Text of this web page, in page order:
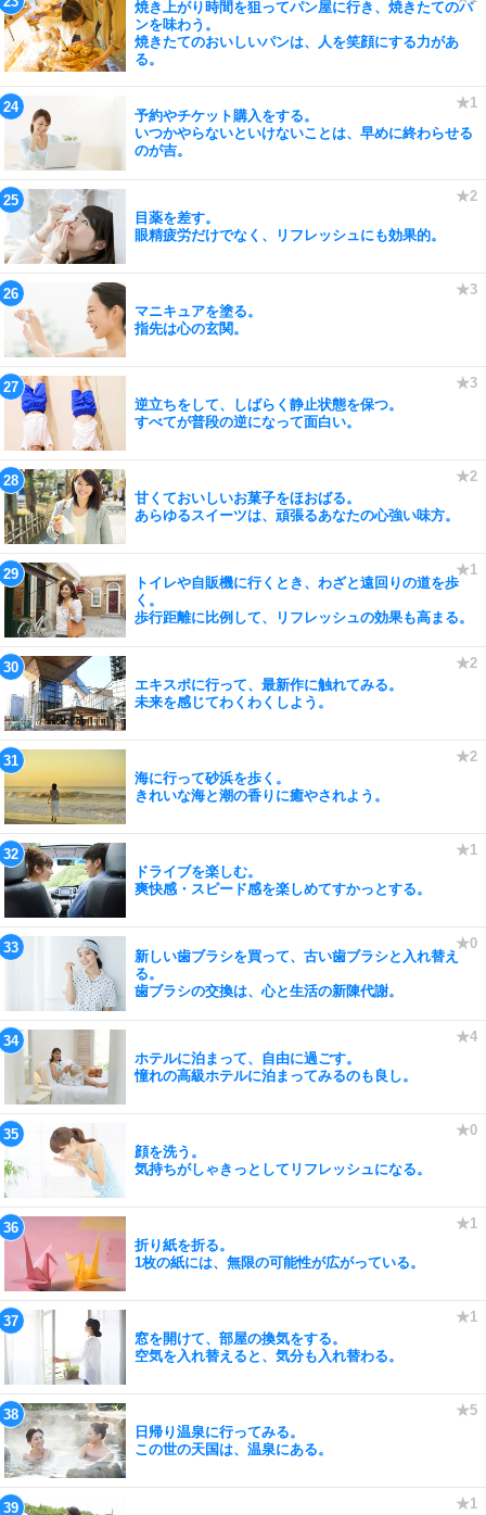
焼き上がり時間を狙ってパン屋に行き、焼きたてのパ
ンを味わう。
焼きたてのおいしいパンは、人を笑顔にする力があ
る。
予約やチケット購入をする。
いつかやらないといけないことは、早めに終わらせる
のが吉。
目薬を差す。
眼精疲労だけでなく、リフレッシュにも効果的。
マニキュアを塗る。
指先は心の玄関。
逆立ちをして、しばらく静止状態を保つ。
すべてが普段の逆になって面白い。
甘くておいしいお菓子をほおばる。
あらゆるスイーツは、頑張るあなたの心強い味方。
トイレや自販機に行くとき、わざと遠回りの道を歩
く。
歩行距離に比例して、リフレッシュの効果も高まる。
エキスポに行って、最新作に触れてみる。
未来を感じてわくわくしよう。
海に行って砂浜を歩く。
きれいな海と潮の香りに癒やされよう。
ドライブを楽しむ。
爽快感・スピード感を楽しめてすかっとする。
新しい歯ブラシを買って、古い歯ブラシと入れ替え
る。
歯ブラシの交換は、心と生活の新陳代謝。
ホテルに泊まって、自由に過ごす。
憧れの高級ホテルに泊まってみるのも良し。
顔を洗う。
気持ちがしゃきっとしてリフレッシュになる。
折り紙を折る。
1枚の紙には、無限の可能性が広がっている。
窓を開けて、部屋の換気をする。
空気を入れ替えると、気分も入れ替わる。
日帰り温泉に行ってみる。
この世の天国は、温泉にある。